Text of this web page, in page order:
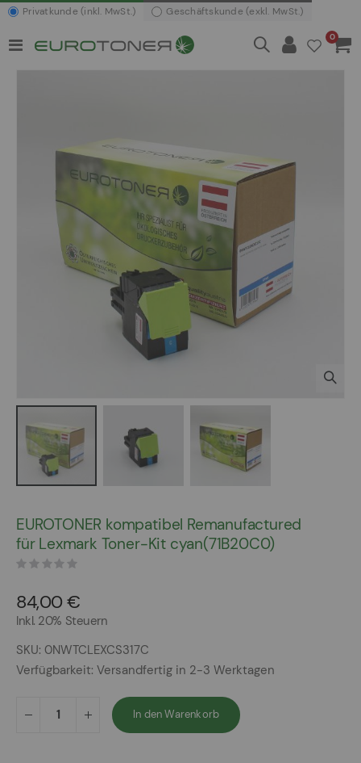
Privatkunde (inkl. MwSt.) Geschäftskunde (exkl. MwSt.)
Navigation
0Artikel
der
Bildergalerie
springen
EUROTONER kompatibel Remanufactured
für Lexmark Toner-Kit cyan(71B20C0)
84,00 €
Inkl. 20% Steuern
SKU 0NWTCLEXCS317C
Verfügbarkeit: Versandfertig in 2-3 Werktagen
In den Warenkorb